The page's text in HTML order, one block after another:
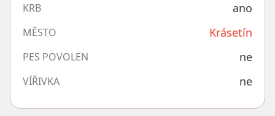
KRB ano
MĚSTO Krásetín
PES POVOLEN ne
VÍŘIVKA ne